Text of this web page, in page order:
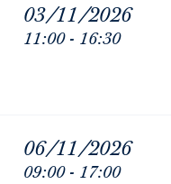
03/11/2026
11:00 - 16:30
06/11/2026
09:00 - 17:00